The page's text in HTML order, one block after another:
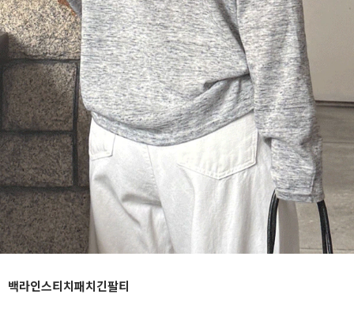
백라인스티치패치긴팔티